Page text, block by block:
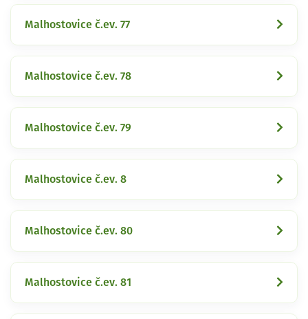
Malhostovice č.ev. 77
Malhostovice č.ev. 78
Malhostovice č.ev. 79
Malhostovice č.ev. 8
Malhostovice č.ev. 80
Malhostovice č.ev. 81